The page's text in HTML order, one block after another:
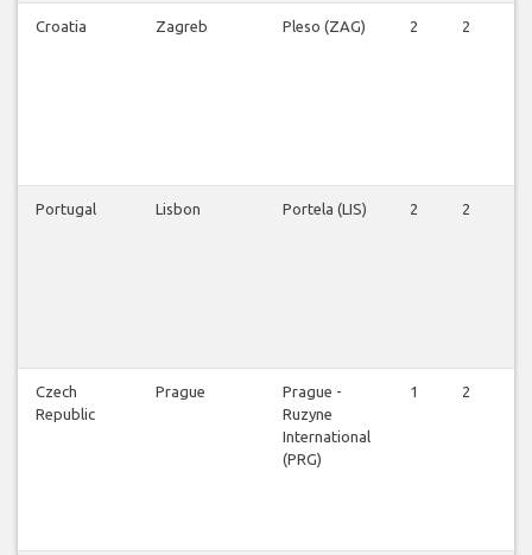
Croatia Zagreb Pleso (ZAG) 2 2
Portugal Lisbon Portela (LIS) 2 2
Czech
Republic
Prague
Prague -
Ruzyne
International
(PRG)
1 2